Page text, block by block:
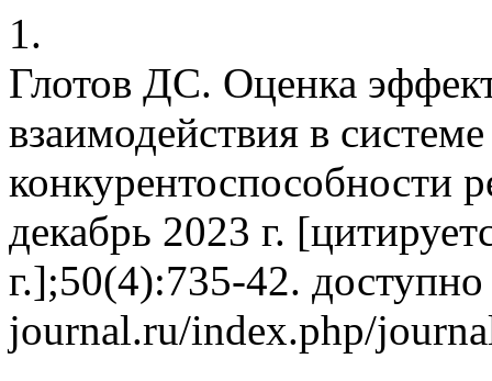
1.
Глотов ДС. Оценка
взаимодействия в
конкурентоспособности
декабрь 2023 г.
г.];50(4):735-42.
journal.ru/index.php/